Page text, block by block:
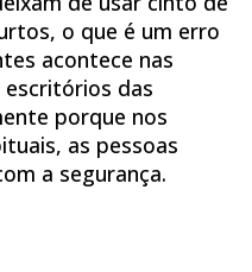
o que é um erro
acontece nas
escritórios das
porque nos
as pessoas
a segurança.